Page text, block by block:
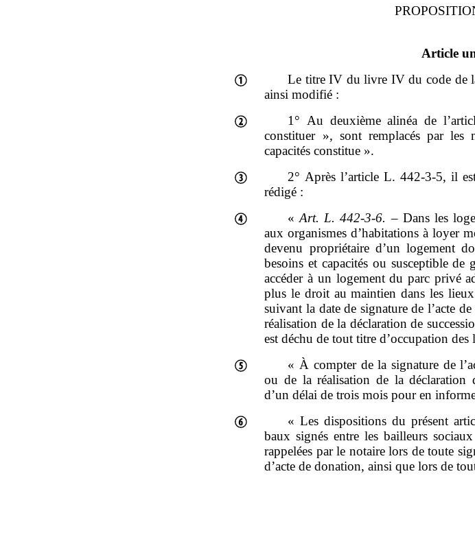
Article
Le titre IV du livre IV du code de
ainsi modifié :
1° Au deuxième alinéa de
constituer », sont remplacés par
capacités constitue ».
2° Après l’article L. 442‑3‑5, il
rédigé :
«Art. L. 442‑3‑6. – Dans les
aux organismes d’habitations à loyer
devenu propriétaire d’un logement
besoins et capacités ou susceptible de
accéder à un logement du parc privé
plus le droit au maintien dans les
suivant la date de signature de l’acte
réalisation de la déclaration de
est déchu de tout titre d’occupation des
« À compter de la signature de
ou de la réalisation de la déclaration
d’un délai de trois mois pour en
« Les dispositions du présent
baux signés entre les bailleurs
rappelées par le notaire lors de toute
d’acte de donation, ainsi que lors de